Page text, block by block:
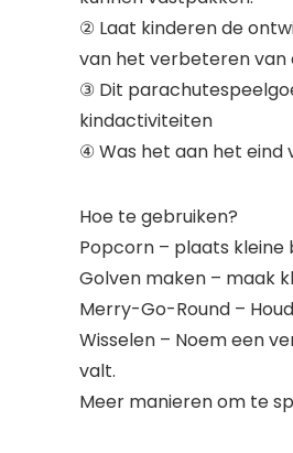
② Laat kinderen de
van het verbeteren
③ Dit
kindactiviteiten
④ Was het aan het eind
Hoe te gebruiken?
Popcorn – plaats
Golven maken – maak
Merry-Go-Round –
Wisselen – Noem een
valt.
Meer manieren om te